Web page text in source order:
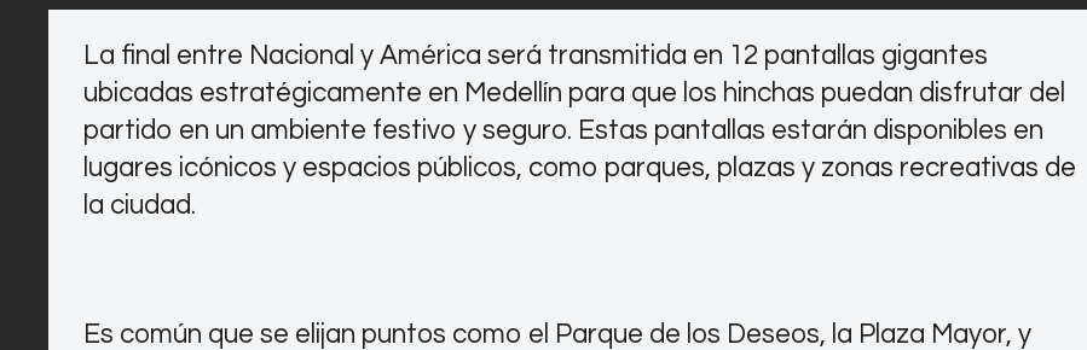
Programas
Noticias
Equipo
La final entre Nacional y América será transmitida en 12 pantallas gigantes
ubicadas estratégicamente en Medellín para que los hinchas puedan disfrutar del
partido en un ambiente festivo y seguro. Estas pantallas estarán disponibles en
lugares icónicos y espacios públicos, como parques, plazas y zonas recreativas de
la ciudad.
Es común que se elijan puntos como el Parque de los Deseos, la Plaza Mayor, y